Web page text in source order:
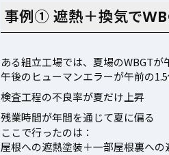
事例① 遮熱＋換気で
ある組立工場では、夏場のWBGTが
午後のヒューマンエラーが午前の
検査工程の不良率が夏だけ上昇
残業時間が年間を通じて夏に偏る
ここで行ったのは：
屋根への遮熱塗装＋一部屋根裏への